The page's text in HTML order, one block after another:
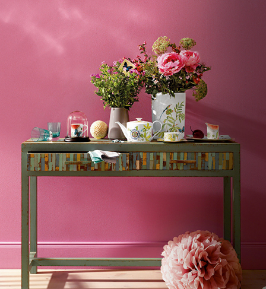
VILLEROY & BOCH